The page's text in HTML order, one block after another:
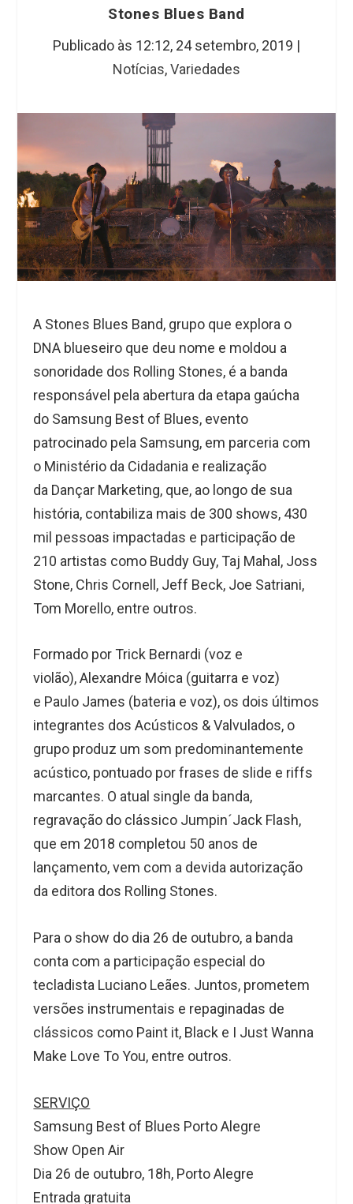
Stones Blues Band
Publicado às 12:12, 24 setembro, 2019 |
Notícias,Variedades
A Stones Blues Band, grupo que explora o
DNA blueseiro que deu nome e moldou a
sonoridade dos Rolling Stones, é a banda
responsável pela abertura da etapa gaúcha
do Samsung Best of Blues, evento
patrocinado pela Samsung, em parceria com
o Ministério da Cidadania e realização
da Dançar Marketing, que, ao longo de sua
história, contabiliza mais de 300 shows, 430
mil pessoas impactadas e participação de
210 artistas como Buddy Guy, Taj Mahal, Joss
Stone, Chris Cornell, Jeff Beck, Joe Satriani,
Tom Morello, entre outros.
Formado por Trick Bernardi (voz e
violão),Alexandre Móica (guitarra e voz)
e Paulo James (bateria e voz), os dois últimos
integrantes dos Acústicos & Valvulados, o
grupo produz um som predominantemente
acústico, pontuado por frases de slide e riffs
marcantes. O atual single da banda,
regravação do clássico Jumpin´Jack Flash,
que em 2018 completou 50 anos de
lançamento, vem com a devida autorização
da editora dos Rolling Stones.
Para o show do dia 26 de outubro, a banda
conta com a participação especial do
tecladista Luciano Leães. Juntos, prometem
versões instrumentais e repaginadas de
clássicos como Paint it, Black e I Just Wanna
Make Love To You, entre outros.
SERVIÇO
Samsung Best of Blues Porto Alegre
Show Open Air
Dia 26 de outubro, 18h, Porto Alegre
Entrada gratuita